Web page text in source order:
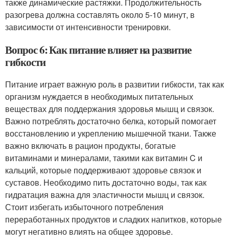
разогрева должна составлять около 5-10 минут, в
зависимости от интенсивности тренировки.
Вопрос 6: Как питание влияет на развитие
гибкости
Питание играет важную роль в развитии гибкости, так как
организм нуждается в необходимых питательных
веществах для поддержания здоровья мышц и связок.
Важно потреблять достаточно белка, который помогает
восстановлению и укреплению мышечной ткани. Также
важно включать в рацион продукты, богатые
витаминами и минералами, такими как витамин C и
кальций, которые поддерживают здоровье связок и
суставов. Необходимо пить достаточно воды, так как
гидратация важна для эластичности мышц и связок.
Стоит избегать избыточного потребления
переработанных продуктов и сладких напитков, которые
могут негативно влиять на общее здоровье.